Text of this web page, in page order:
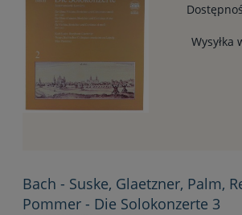
Wysyłka
Bach - Suske, Glaetzner, Palm,
Pommer - Die Solokonzerte 3